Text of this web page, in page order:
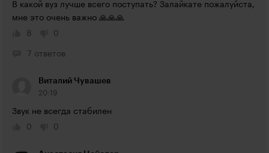
В какой вуз лучше всего поступать? Залайкате пожалуйста,
мне это очень важно 🙏🙏🙏
8
0
7 ответов
Виталий Чувашев
20:19
Звук не всегда стабилен
0
0